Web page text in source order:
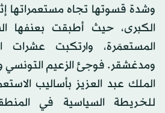
وشدة قسوتها تجاه مستعمراتها
الكبرى، حيث أطبقت بعنفها
المستعمَرة، وارتكبت عشرات
ومدغشقر. فوجئ الزعيم التونسي
الملك عبد العزيز بأساليب
للخريطة السياسية في